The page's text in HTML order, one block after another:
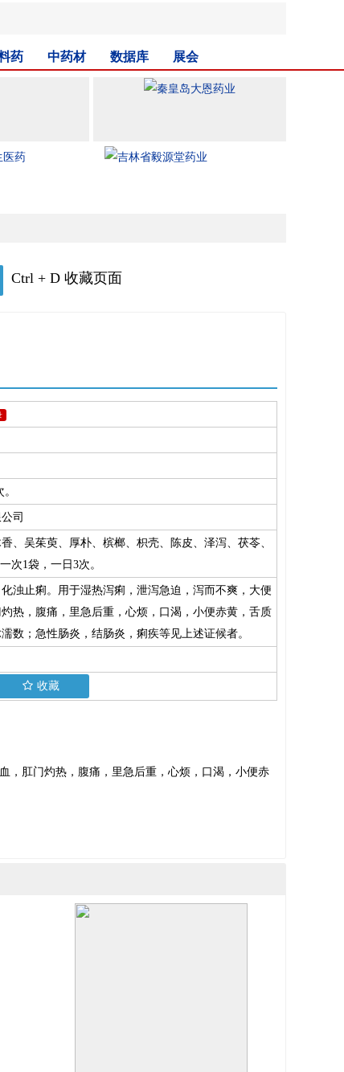
药 中药材 数据库 展会
Ctrl + D 收藏页面
司
、吴茱萸、厚朴、槟榔、枳壳、陈皮、泽泻、茯苓、
次1袋，一日3次。
浊止痢。用于湿热泻痢，泄泻急迫，泻而不爽，大便
热，腹痛，里急后重，心烦，口渴，小便赤黄，舌质
数；急性肠炎，结肠炎，痢疾等见上述证候者。
收藏
，肛门灼热，腹痛，里急后重，心烦，口渴，小便赤